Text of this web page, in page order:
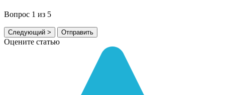
Вопрос 1 из 5
Оцените статью